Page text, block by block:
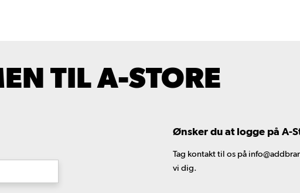
TIL A-STORE
Ønsker du at logge på A-
Tag kontakt til os på
vi dig.